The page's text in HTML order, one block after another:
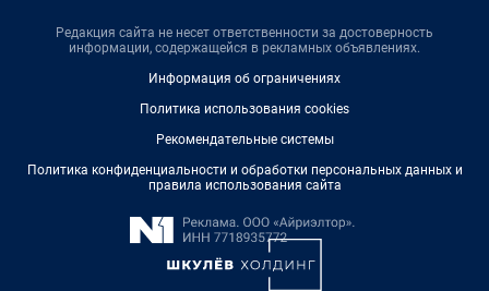
Редакция сайта не несет ответственности за достоверность
информации, содержащейся в рекламных объявлениях.
Информация об ограничениях
Политика использования cookies
Рекомендательные системы
Политика конфиденциальности и обработки персональных данных и
правила использования сайта